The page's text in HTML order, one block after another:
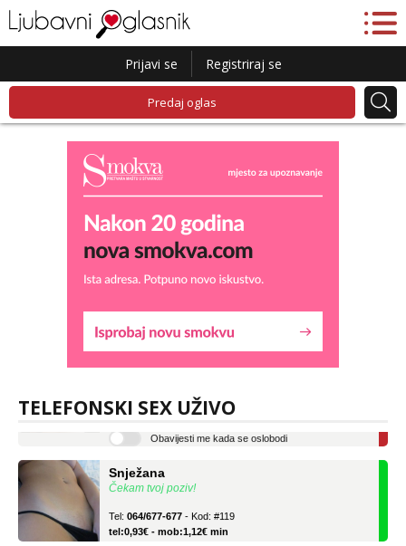
Prijavi se Registriraj se
Predaj oglas
TELEFONSKI SEX UŽIVO
Liliana
Razgovaram :)
tel:0,93€ - mob:1,12€ min
Čekam tvoj poziv!
tel:0,93€ - mob:1,12€ min